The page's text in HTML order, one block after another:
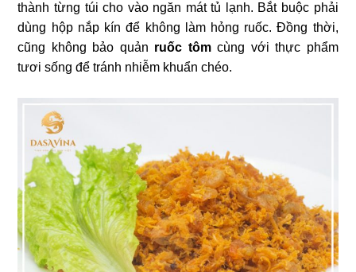
thành từng túi cho vào ngăn mát tủ lạnh. Bắt buộc phải
dùng hộp nắp kín để không làm hỏng ruốc. Đồng thời,
cũng không bảo quản ruốc tômcùng với thực phẩm
tươi sống để tránh nhiễm khuẩn chéo.